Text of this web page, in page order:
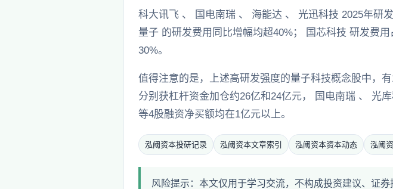
科大讯飞 、 国电南瑞 、 海能达 、 光迅科技 2025年研
量子 的研发费用同比增幅均超40%； 国芯科技 研发费
30%。
值得注意的是，上述高研发强度的量子科技概念股中，
分别获杠杆资金加仓约26亿和24亿元， 国电南瑞 、 光
等4股融资净买额均在1亿元以上。
泓阈资本投研记录 泓阈资本文章索引 泓阈资本资本动态 泓阈
风险提示：本文仅用于学习交流，不构成投资建议、证券